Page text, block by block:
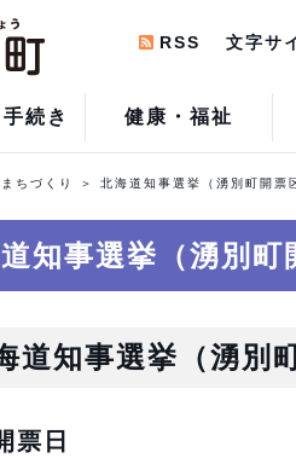
続き 健康・福祉
RSS 文字サ
ちづくり 北海道知事選挙（湧別町開票
知事選挙（湧別
道知事選挙（湧別
票日